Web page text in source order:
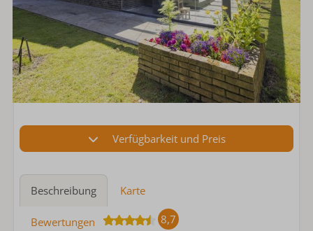
Verfügbarkeit und Preis
Beschreibung Karte
Bewertungen 8,7